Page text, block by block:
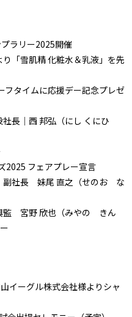
ラリー2025開催
「雪肌精 化粧水＆乳液」を先
タイムに応援デー記念プレゼ
長｜西 邦弘（にし くにひ
2025 フェアプレー宣言
副社長 妹尾 直之（せのお な
監 宮野 欣也（みやの きん
イーグル株式会社様よりシャ